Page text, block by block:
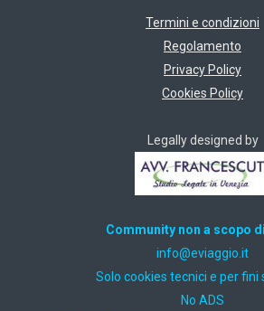
Termini e condizioni
Regolamento
Privacy Policy
Cookies Policy
Legally designed by
Community non a scopo
ti.oiggaive@ofni
Solo cookies tecnici e per fini
No ADS